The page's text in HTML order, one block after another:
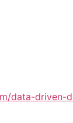
data-driven-